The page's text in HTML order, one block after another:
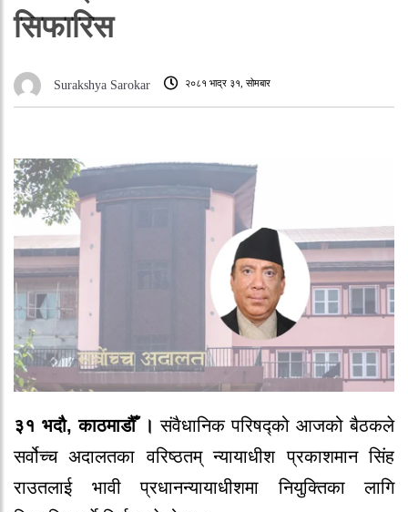
सिफारिस
Surakshya Sarokar २०८१ भाद्र ३१, सोमबार
३१ भदौ, काठमाडौँ । संवैधानिक परिषद्को आजको बैठकले
सर्वोच्च अदालतका वरिष्ठतम् न्यायाधीश प्रकाशमान सिंह
राउतलाई भावी प्रधानन्यायाधीशमा नियुक्तिका लागि